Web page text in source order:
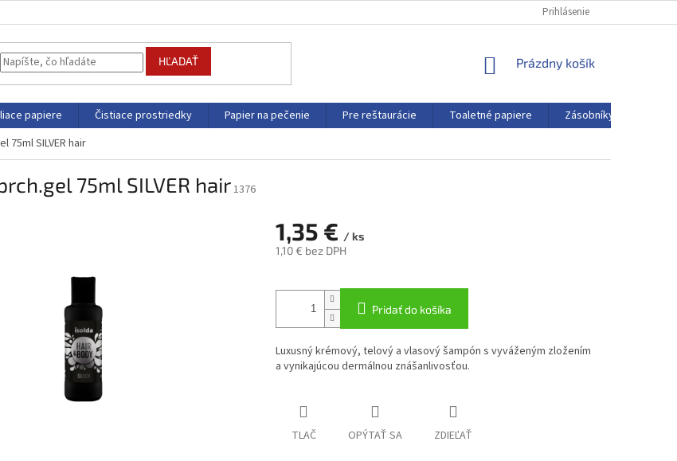
Prihlásenie
HĽADAŤ
NÁKUPNÝ
Prázdny košík
papiere Čistiace prostriedky Papier na pečenie Pre reštaurácie Toaletné papiere
Zásobníky a dávkovače
75ml SILVER hair
75ml SILVER hair1376
1,35 € / ks
1,10 € bez DPH
cena:
Pridať do košíka
Luxusný krémový, telový a vlasový šampón s vyváženým zložením
a vynikajúcou dermálnou znášanlivosťou.
TLAČ OPÝTAŤ SA ZDIEĽAŤ